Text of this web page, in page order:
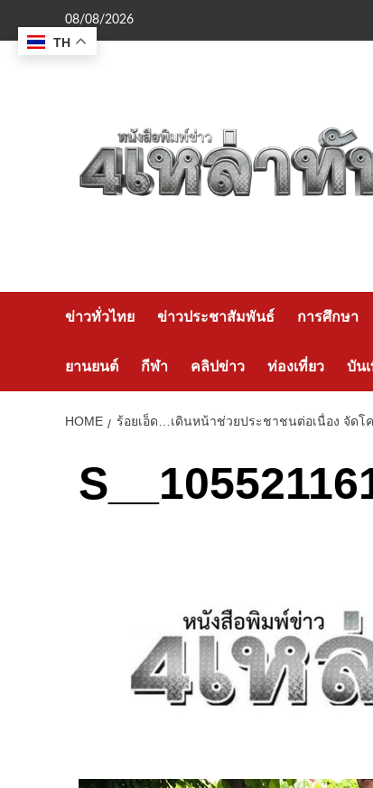
content
08/08/2026
ข่าวทั่วไทย ข่าวประชาสัมพันธ์ การศึกษา
ยานยนต์ กีฬา คลิปข่าว ท่องเที่ยว บัน
HOME ร้อยเอ็ด…เดินหน้าช่วยประชาชนต่อเนื่อง จัดโ
TH